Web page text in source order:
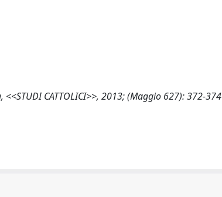
CATTOLICI>>, 2013; (Maggio 627): 372-374